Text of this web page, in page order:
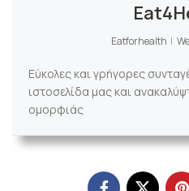
Eatforhealth |
Εύκολες και γρήγορες
ιστοσελίδα μας και
ομορφιάς